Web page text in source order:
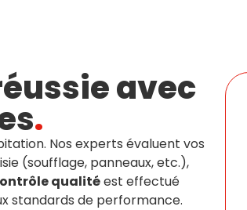
avec
.
Nos experts évaluent vos
(soufflage, panneaux, etc.),
qualitéest effectué
standards de performance.